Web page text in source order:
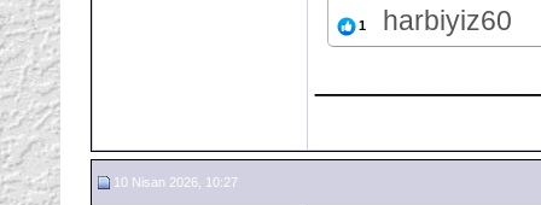
1 harbiyiz60
10 Nisan 2026, 10:27